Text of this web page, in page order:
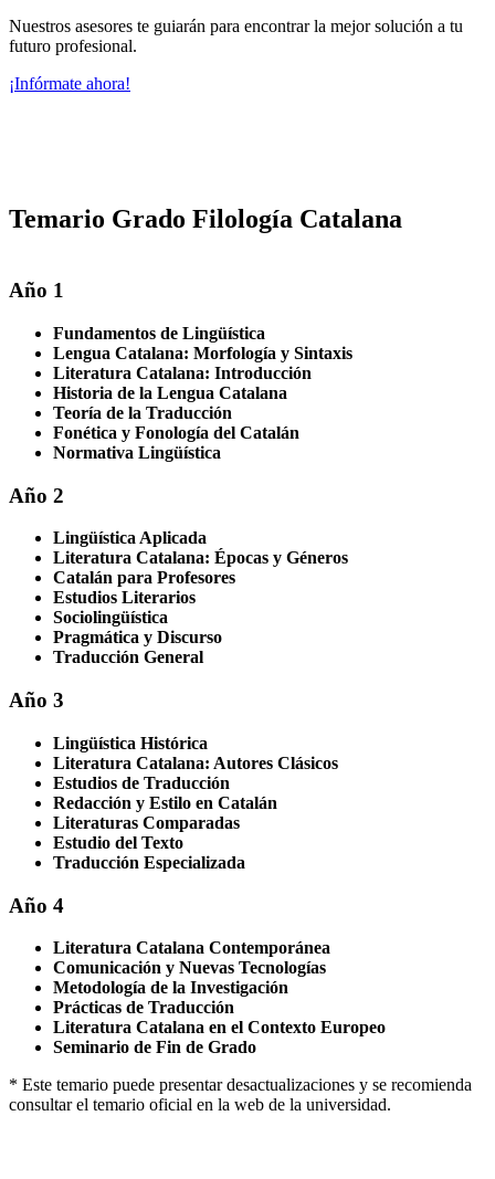
Nuestros asesores te guiarán para encontrar la mejor solución a tu
futuro profesional.
¡Infórmate ahora!
Temario Grado Filología Catalana
Año 1
Fundamentos de Lingüística
Lengua Catalana: Morfología y Sintaxis
Literatura Catalana: Introducción
Historia de la Lengua Catalana
Teoría de la Traducción
Fonética y Fonología del Catalán
Normativa Lingüística
Año 2
Lingüística Aplicada
Literatura Catalana: Épocas y Géneros
Catalán para Profesores
Estudios Literarios
Sociolingüística
Pragmática y Discurso
Traducción General
Año 3
Lingüística Histórica
Literatura Catalana: Autores Clásicos
Estudios de Traducción
Redacción y Estilo en Catalán
Literaturas Comparadas
Estudio del Texto
Traducción Especializada
Año 4
Literatura Catalana Contemporánea
Comunicación y Nuevas Tecnologías
Metodología de la Investigación
Prácticas de Traducción
Literatura Catalana en el Contexto Europeo
Seminario de Fin de Grado
* Este temario puede presentar desactualizaciones y se recomienda
consultar el temario oficial en la web de la universidad.